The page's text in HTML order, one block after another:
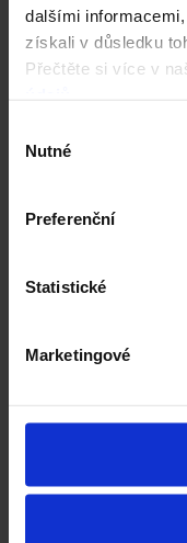
dalšími
získali v důsledku
Přečtěte si více v
souhlasu
Nutné
Preferenční
Statistické
Marketingové
cihlám, stropům,
Kalkulace a